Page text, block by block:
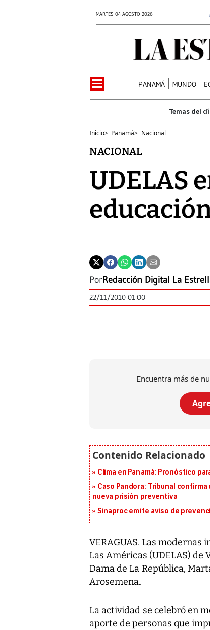
MARTES 04 AGOSTO 2026
PANAMÁ MUNDO
Inicio> Panamá> Nacional
NACIONAL
UDELAS
PorRedacción Digital La
22/11/2010 01:00
Encuentra más de
Clima en Panamá: Pronóstico
Caso Pandora: Tribunal
nueva prisión preventiva
Sinaproc emite aviso de
VERAGUAS. Las modernas
Las Américas (UDELAS)
Dama de La República,
Arosemena.
La actividad se celebró en
aporte de personas que